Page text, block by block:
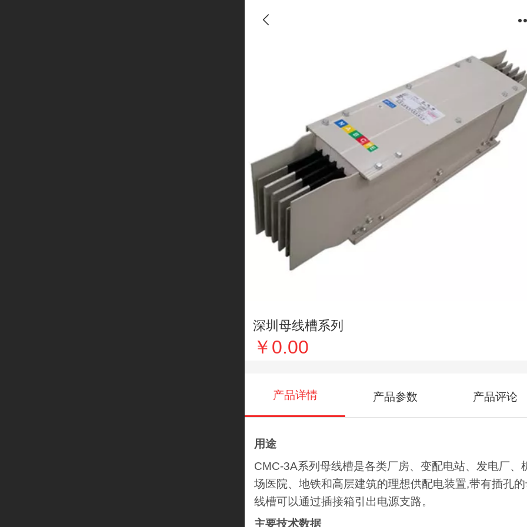
深圳母线槽系列
￥0.00
产品详情 产品参数 产品评论
用途
CMC-3A系列母线槽是各类厂房、变配电站、发电厂、
场医院、地铁和高层建筑的理想供配电装置,带有插孔
线槽可以通过插接箱引出电源支路。
主要技术数据